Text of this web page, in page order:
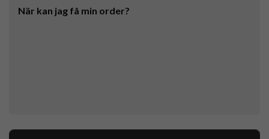
När kan jag få min order?